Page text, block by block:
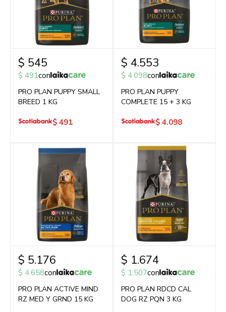
$ 545
$ 491con
PRO PLAN PUPPY SMALL
BREED 1 KG
$ 491
$ 4.553
$ 4.098con
PRO PLAN PUPPY
COMPLETE 15 + 3 KG
$ 4.098
$ 5.176
$ 4.658con
PRO PLAN ACTIVE MIND
RZ MED Y GRND 15 KG
$ 1.674
$ 1.507con
PRO PLAN RDCD CAL
DOG RZ PQN 3 KG